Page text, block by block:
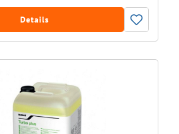
Details